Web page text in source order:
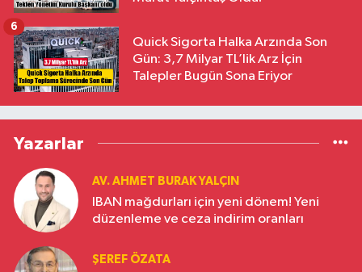
Quick Sigorta Halka Arzında Son
Gün: 3,7 Milyar TL’lik Arz İçin
Talepler Bugün Sona Eriyor
6
Yazarlar
AV. AHMET BURAK YALÇIN
IBAN mağdurları için yeni dönem! Yeni
düzenleme ve ceza indirim oranları
ŞEREF ÖZATA